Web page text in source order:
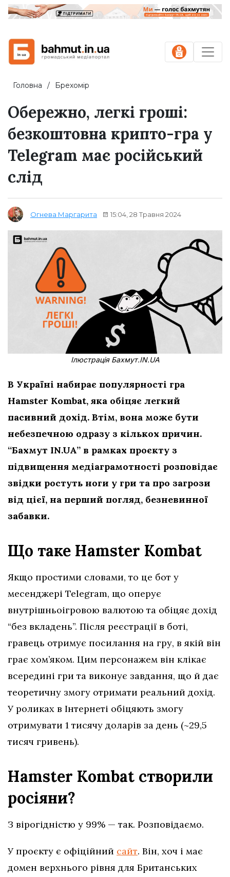
Головна Брехомір
Обережно, легкі гроші:
безкоштовна крипто-гра у
Telegram має російський
слід
Огнева Маргарита 15:04, 28 Травня 2024
Ілюстрація Бахмут.IN.UA
В Україні набирає популярності гра
Hamster Kombat, яка обіцяє легкий
пасивний дохід. Втім, вона може бути
небезпечною одразу з кількох причин.
“Бахмут IN.UA” в рамках проєкту з
підвищення медіаграмотності розповідає
звідки ростуть ноги у гри та про загрози
від цієї, на перший погляд, безневинної
забавки.
Що таке Hamster Kombat
Якщо простими словами, то це бот у
месенджері Telegram, що оперує
внутрішньоігровою валютою та обіцяє дохід
“без вкладень”. Після реєстрації в боті,
гравець отримує посилання на гру, в якій він
грає хом’яком. Цим персонажем він клікає
всередині гри та виконує завдання, що й дає
теоретичну змогу отримати реальний дохід.
У роликах в Інтернеті обіцяють змогу
отримувати 1 тисячу доларів за день (~29,5
тисяч гривень).
Hamster Kombat створили
росіяни?
З вірогідністю у 99% — так. Розповідаємо.
У проєкту є офіційний сайт. Він, хоч і має
домен верхнього рівня для Британських